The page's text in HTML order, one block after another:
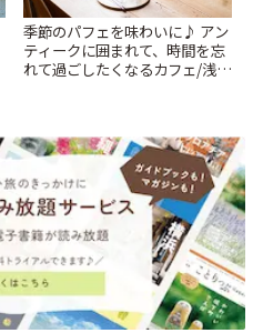
季節のパフェを味わいに♪ アン
ティークに囲まれて、時間を忘
れて過ごしたくなるカフェ/浅草